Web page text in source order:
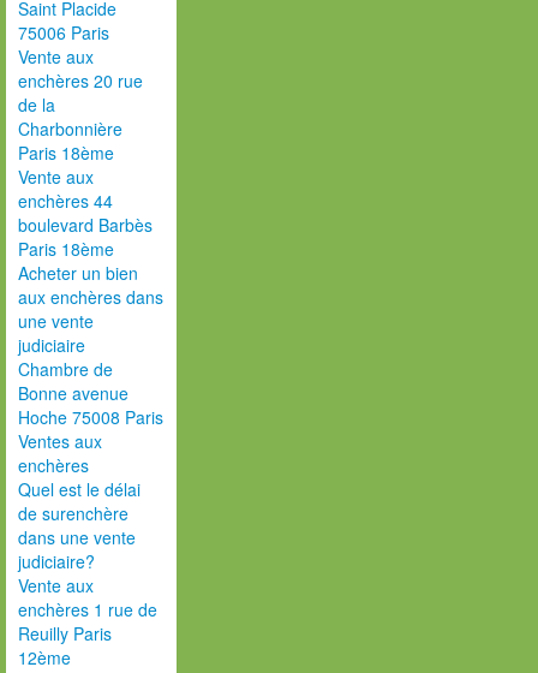
Saint Placide
75006 Paris
Vente aux
enchères 20 rue
de la
Charbonnière
Paris 18ème
Vente aux
enchères 44
boulevard Barbès
Paris 18ème
Acheter un bien
aux enchères dans
une vente
judiciaire
Chambre de
Bonne avenue
Hoche 75008 Paris
Ventes aux
enchères
Quel est le délai
de surenchère
dans une vente
judiciaire?
Vente aux
enchères 1 rue de
Reuilly Paris
12ème